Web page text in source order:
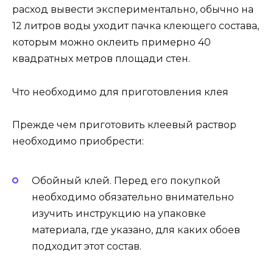
расход вывести экспериментально, обычно на
12 литров воды уходит пачка клеющего состава,
которым можно оклеить примерно 40
квадратных метров площади стен.
Что необходимо для приготовления клея
Прежде чем приготовить клеевый раствор
необходимо приобрести:
Обойный клей. Перед его покупкой
необходимо обязательно внимательно
изучить инструкцию на упаковке
материала, где указано, для каких обоев
подходит этот состав.